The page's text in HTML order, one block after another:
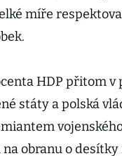
míře
HDP přitom v
státy a polská
obranu o